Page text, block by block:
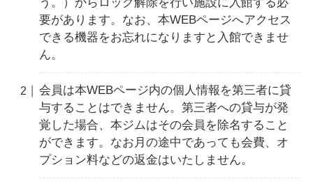
要があります。なお、本WEBページへアクセス
できる機器をお忘れになりますと入館できませ
ん。
会員は本WEBページ内の個人情報を第三者に貸
与することはできません。第三者への貸与が発
覚した場合、本ジムはその会員を除名すること
ができます。なお月の途中であっても会費、オ
プション料などの返金はいたしません。